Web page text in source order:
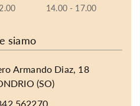
14.00 - 17.00
siamo
Armando Diaz, 18
(SO)
562270